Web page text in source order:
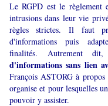
Le RGPD est le règlement
intrusions dans leur vie
règles strictes. Il faut
d'informations puis
finalités. Autrement
d'informations sans lien
François ASTORG à
organise et pour lesquelles
pouvoir y assister.